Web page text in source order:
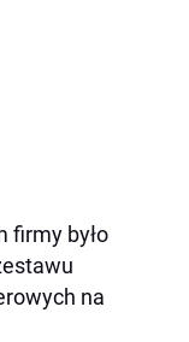
firmy było
na